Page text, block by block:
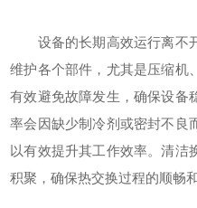
设备的长期高效运行离不
维护各个部件，尤其是压缩机
有效避免故障发生，确保设备
率会因缺少制冷剂或密封不良
以有效提升其工作效率。清洁
积聚，确保热交换过程的顺畅和